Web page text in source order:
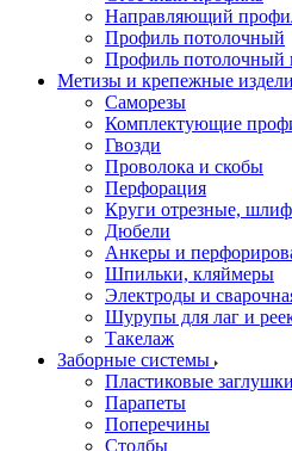
Направляющий
Профиль потолочный
Профиль потолочный
Метизы и крепежные
Саморезы
Комплектующие
Гвозди
Проволока и скобы
Перфорация
Круги отрезные,
Дюбели
Анкеры и
Шпильки, кляймеры
Электроды и
Шурупы для лаг и
Такелаж
Заборные системы
Пластиковые
Парапеты
Поперечины
Столбы